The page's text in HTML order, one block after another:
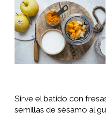
Sirve el batido con
semillas de sésamo al